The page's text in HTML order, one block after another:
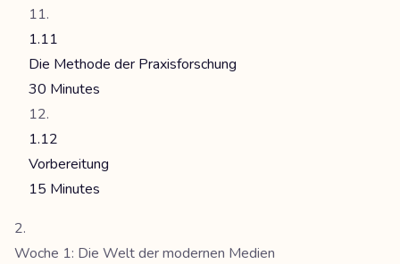
1.11
Die Methode der Praxisforschung
30 Minutes
1.12
Vorbereitung
15 Minutes
Woche 1: Die Welt der modernen Medien